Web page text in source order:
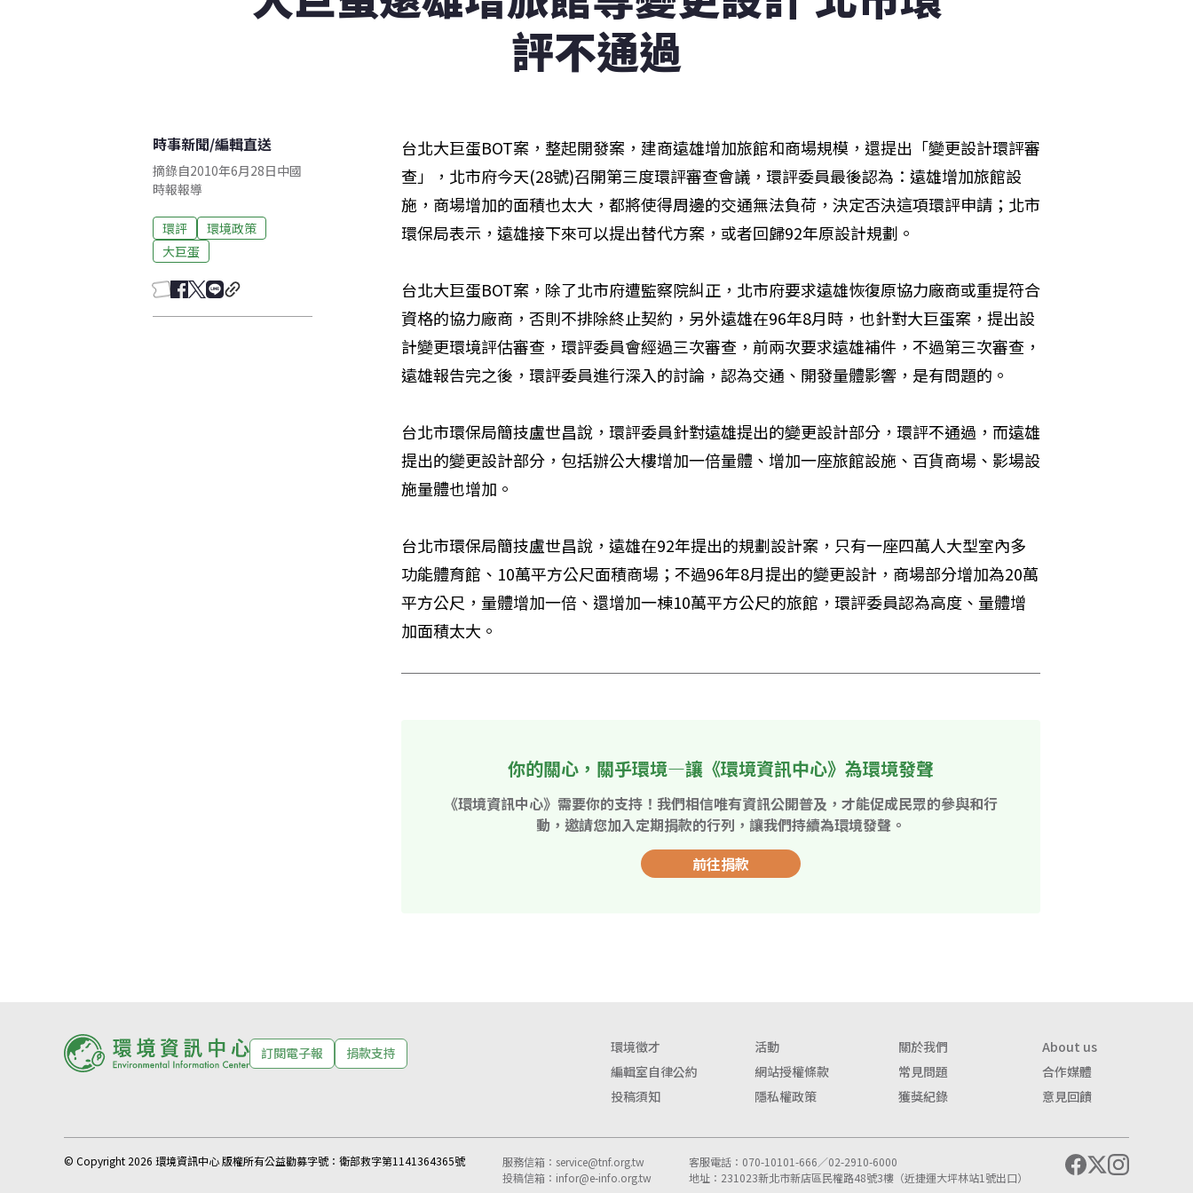
評不通過
時事新聞/編輯直送
摘錄自2010年6月28日中國
時報報導
環評
環境政策
大巨蛋
台北大巨蛋BOT案，整起開發案，建商遠雄增加旅館和商場規模，還提出「變更設計環評審
查」，北市府今天(28號)召開第三度環評審查會議，環評委員最後認為：遠雄增加旅館設
施，商場增加的面積也太大，都將使得周邊的交通無法負荷，決定否決這項環評申請；北市
環保局表示，遠雄接下來可以提出替代方案，或者回歸92年原設計規劃。
台北大巨蛋BOT案，除了北市府遭監察院糾正，北市府要求遠雄恢復原協力廠商或重提符合
資格的協力廠商，否則不排除終止契約，另外遠雄在96年8月時，也針對大巨蛋案，提出設
計變更環境評估審查，環評委員會經過三次審查，前兩次要求遠雄補件，不過第三次審查，
遠雄報告完之後，環評委員進行深入的討論，認為交通、開發量體影響，是有問題的。
台北市環保局簡技盧世昌說，環評委員針對遠雄提出的變更設計部分，環評不通過，而遠雄
提出的變更設計部分，包括辦公大樓增加一倍量體、增加一座旅館設施、百貨商場、影場設
施量體也增加。
台北市環保局簡技盧世昌說，遠雄在92年提出的規劃設計案，只有一座四萬人大型室內多
功能體育館、10萬平方公尺面積商場；不過96年8月提出的變更設計，商場部分增加為20萬
平方公尺，量體增加一倍、還增加一棟10萬平方公尺的旅館，環評委員認為高度、量體增
加面積太大。
你的關心，關乎環境—讓《環境資訊中心》為環境發聲
《環境資訊中心》需要你的支持！我們相信唯有資訊公開普及，才能促成民眾的參與和行
動，邀請您加入定期捐款的行列，讓我們持續為環境發聲。
前往捐款
訂閱電子報 捐款支持 環境徵才 活動 關於我們
About us
編輯室自律公約
網站授權條款 常見問題
合作媒體
投稿須知
隱私權政策 獲獎紀錄 意見回饋
© Copyright 2026 環境資訊中心 版權所有公益勸募字號： 衛部救字第1141364365號 服務信箱： service@tnf.org.tw
投稿信箱： infor@e-info.org.tw
客服電話：070-10101-666／02-2910-6000
地址：231023新北市新店區民權路48號3樓（近捷運大坪林站1號出口）